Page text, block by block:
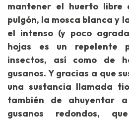
mantener el huerto libre
pulgón, la mosca blanca y
el intenso (y poco
hojas es un repelente
insectos, así como de
gusanos. Y gracias a que
una sustancia llamada
también de ahuyentar
gusanos redondos,